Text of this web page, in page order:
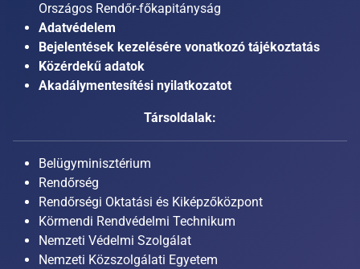
Országos Rendőr-főkapitányság
Adatvédelem
Bejelentések kezelésére vonatkozó tájékoztatás
Közérdekű adatok
Akadálymentesítési nyilatkozatot
Társoldalak:
Belügyminisztérium
Rendőrség
Rendőrségi Oktatási és Kiképzőközpont
Körmendi Rendvédelmi Technikum
Nemzeti Védelmi Szolgálat
Nemzeti Közszolgálati Egyetem